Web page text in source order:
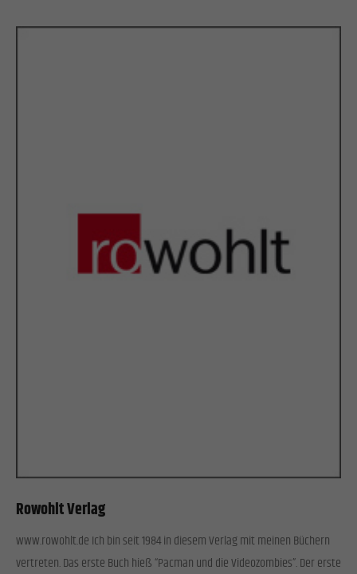
Rowohlt Verlag
www.rowohlt.de Ich bin seit 1984 in diesem Verlag mit meinen Büchern
vertreten. Das erste Buch hieß “Pacman und die Videozombies”. Der erste